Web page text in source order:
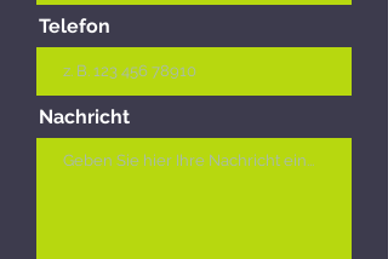
Telefon
Nachricht